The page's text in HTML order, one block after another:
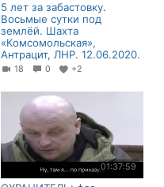
5 лет за забастовку.
Восьмые сутки под
землёй. Шахта
«Комсомольская»,
Антрацит, ЛНР. 12.06.2020.
18 0 +2
01:37:59